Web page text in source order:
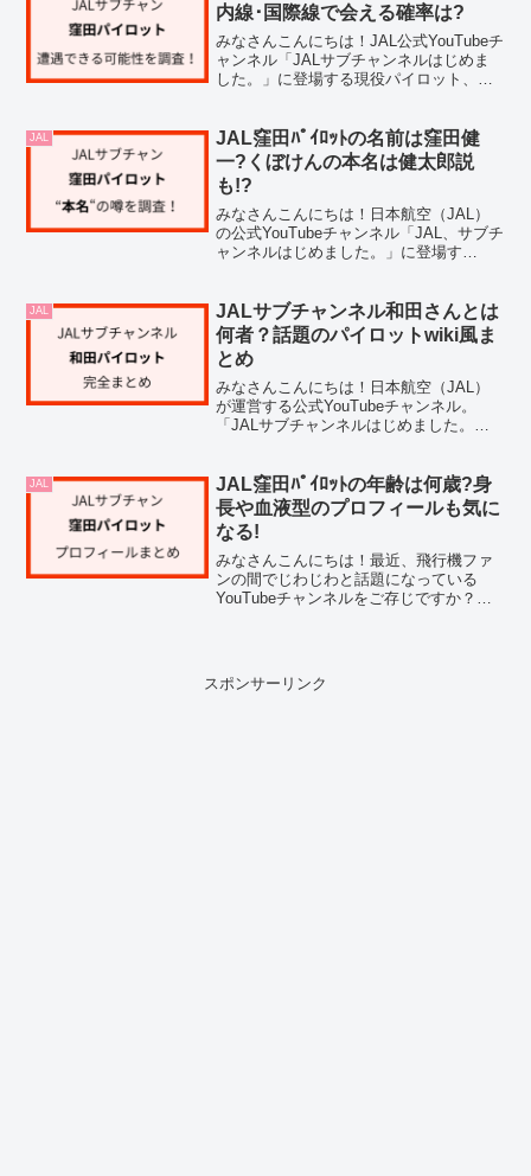
くれる存在と...
内線･国際線で会える確率は?
みなさんこんにちは！JAL公式YouTubeチ
ャンネル「JALサブチャンネルはじめま
した。」に登場する現役パイロット、窪
りで、チャンネルを見るたびに「一度で
いいからクボ...
JAL
JAL窪田ﾊﾟｲﾛｯﾄの名前は窪田健
一?くぼけんの本名は健太郎説
も!?
みなさんこんにちは！日本航空（JAL）
の公式YouTubeチャンネル「JAL、サブチ
ャンネルはじめました。」に登場す
ャラクターと飾らないトークで、チャン
ネル登...
JAL
JALサブチャンネル和田さんとは
何者？話題のパイロットwiki風ま
とめ
みなさんこんにちは！日本航空（JAL）
が運営する公式YouTubeチャンネル。
「JALサブチャンネルはじめました。」
い語り口に、爽やかなルックス。さら
に、帰国子女ならで...
JAL
JAL窪田ﾊﾟｲﾛｯﾄの年齢は何歳?身
長や血液型のプロフィールも気に
なる!
みなさんこんにちは！最近、飛行機ファ
ンの間でじわじわと話題になっている
YouTubeチャンネルをご存じですか？日
トやCA、整備...
スポンサーリンク